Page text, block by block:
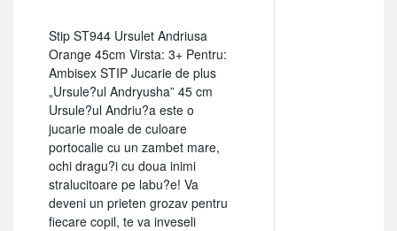
Stip ST944 Ursulet Andriusa
Orange 45cm Virsta: 3+ Pentru:
Ambisex STIP Jucarie de plus
„Ursule?ul Andryusha” 45 cm
Ursule?ul Andriu?a este o
jucarie moale de culoare
portocalie cu un zambet mare,
ochi dragu?i cu doua inimi
stralucitoare pe labu?e! Va
deveni un prieten grozav pentru
fiecare copil, te va inveseli